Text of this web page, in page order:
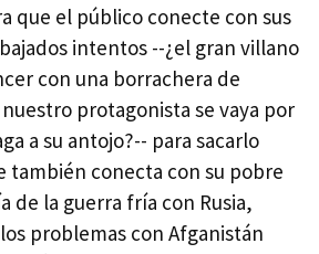
que el público conecte con sus
intentos --¿el gran villano
con una borrachera de
protagonista se vaya por
a su antojo?-- para sacarlo
también conecta con su pobre
de la guerra fría con Rusia,
problemas con Afganistán